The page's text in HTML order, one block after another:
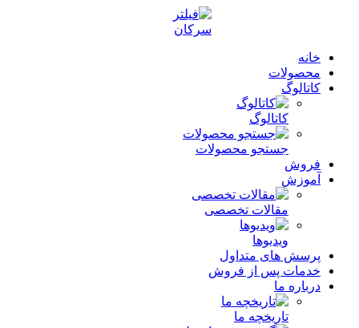
خانه
محصولات
کاتالوگ
کاتالوگ
جستجو محصولات
فروش
آموزش
مقالات تخصصی
ویدیوها
پرسش های متداول
خدمات پس از فروش
درباره ما
تاریخچه ما